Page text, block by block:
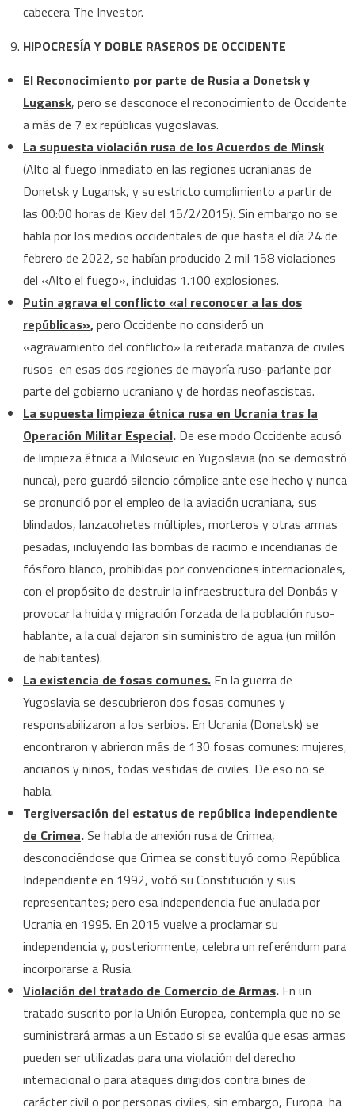
cabecera The Investor.
HIPOCRESÍA Y DOBLE RASEROS DE OCCIDENTE
El Reconocimiento por parte de Rusia a Donetsk y
Lugansk, pero se desconoce el reconocimiento de Occidente
a más de 7 ex repúblicas yugoslavas.
La supuesta violación rusa de los Acuerdos de Minsk
(Alto al fuego inmediato en las regiones ucranianas de
Donetsk y Lugansk, y su estricto cumplimiento a partir de
las 00:00 horas de Kiev del 15/2/2015). Sin embargo no se
habla por los medios occidentales de que hasta el día 24 de
febrero de 2022, se habían producido 2 mil 158 violaciones
del «Alto el fuego», incluidas 1.100 explosiones.
Putin agrava el conflicto «al reconocer a las dos
repúblicas»,pero Occidente no consideró un
«agravamiento del conflicto» la reiterada matanza de civiles
rusos en esas dos regiones de mayoría ruso-parlante por
parte del gobierno ucraniano y de hordas neofascistas.
La supuesta limpieza étnica rusa en Ucrania tras la
Operación Militar Especial. De ese modo Occidente acusó
de limpieza étnica a Milosevic en Yugoslavia (no se demostró
nunca), pero guardó silencio cómplice ante ese hecho y nunca
se pronunció por el empleo de la aviación ucraniana, sus
blindados, lanzacohetes múltiples, morteros y otras armas
pesadas, incluyendo las bombas de racimo e incendiarias de
fósforo blanco, prohibidas por convenciones internacionales,
con el propósito de destruir la infraestructura del Donbás y
provocar la huida y migración forzada de la población ruso-
hablante, a la cual dejaron sin suministro de agua (un millón
de habitantes).
La existencia de fosas comunes.En la guerra de
Yugoslavia se descubrieron dos fosas comunes y
responsabilizaron a los serbios. En Ucrania (Donetsk) se
encontraron y abrieron más de 130 fosas comunes: mujeres,
ancianos y niños, todas vestidas de civiles. De eso no se
habla.
Tergiversación del estatus de república independiente
de Crimea.Se habla de anexión rusa de Crimea,
desconociéndose que Crimea se constituyó como República
Independiente en 1992, votó su Constitución y sus
representantes; pero esa independencia fue anulada por
Ucrania en 1995. En 2015 vuelve a proclamar su
independencia y, posteriormente, celebra un referéndum para
incorporarse a Rusia.
Violación del tratado de Comercio de Armas. En un
tratado suscrito por la Unión Europea, contempla que no se
suministrará armas a un Estado si se evalúa que esas armas
pueden ser utilizadas para una violación del derecho
internacional o para ataques dirigidos contra bines de
carácter civil o por personas civiles, sin embargo, Europa ha